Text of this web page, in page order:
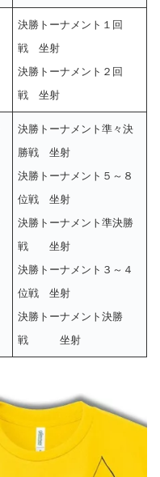
決勝トーナメント１回
戦 坐射
決勝トーナメント２回
戦 坐射
決勝トーナメント準々決
勝戦 坐射
決勝トーナメント５～８
位戦 坐射
決勝トーナメント準決勝
戦 坐射
決勝トーナメント３～４
位戦 坐射
決勝トーナメント決勝
戦 坐射